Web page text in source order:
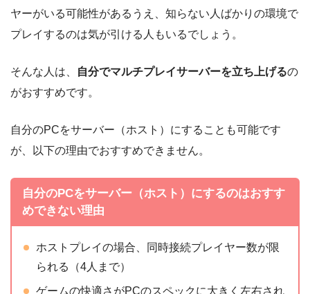
ヤーがいる可能性があるうえ、知らない人ばかりの環境で
プレイするのは気が引ける人もいるでしょう。
そんな人は、 自分でマルチプレイサーバーを立ち上げるの
がおすすめです。
自分のPCをサーバー（ホスト）にすることも可能です
が、以下の理由でおすすめできません。
自分のPCをサーバー（ホスト）にするのはおすす
めできない理由
ホストプレイの場合、同時接続プレイヤー数が限
られる（4人まで）
ゲームの快適さがPCのスペックに大きく左右され